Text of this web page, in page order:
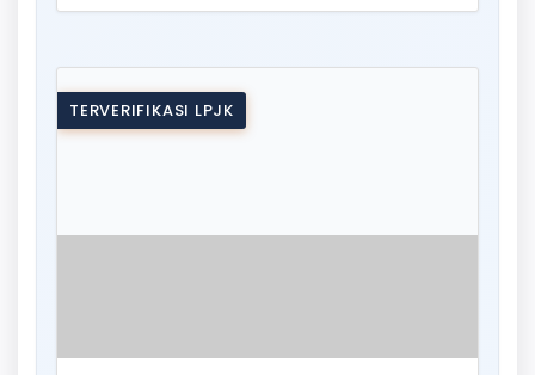
TERVERIFIKASI LPJK